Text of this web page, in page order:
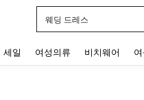
웨딩 드레스
세일 여성의류 비치웨어